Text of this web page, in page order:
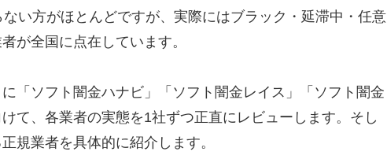
い方がほとんどですが、実際にはブラック・延滞中・任意
が全国に点在しています。
「ソフト闇金ハナビ」「ソフト闇金レイス」「ソフト闇金
て、各業者の実態を1社ずつ正直にレビューします。そし
規業者を具体的に紹介します。